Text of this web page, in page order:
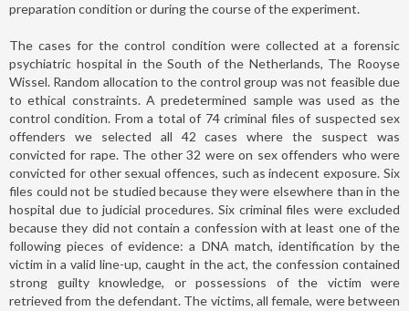
preparation condition or during the course of the experiment.
The cases for the control condition were collected at a forensic
psychiatric hospital in the South of the Netherlands, The Rooyse
Wissel. Random allocation to the control group was not feasible due
to ethical constraints. A predetermined sample was used as the
control condition. From a total of 74 criminal files of suspected sex
offenders we selected all 42 cases where the suspect was
convicted for rape. The other 32 were on sex offenders who were
convicted for other sexual offences, such as indecent exposure. Six
files could not be studied because they were elsewhere than in the
hospital due to judicial procedures. Six criminal files were excluded
because they did not contain a confession with at least one of the
following pieces of evidence: a DNA match, identification by the
victim in a valid line-up, caught in the act, the confession contained
strong guilty knowledge, or possessions of the victim were
retrieved from the defendant. The victims, all female, were between